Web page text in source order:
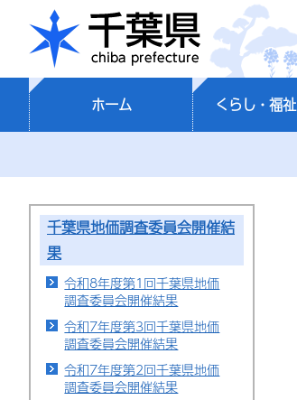
千葉県
ホーム くらし・福
千葉県地価調査委員会開催結
果
令和8年度第1回千葉県地価
調査委員会開催結果
令和7年度第3回千葉県地価
調査委員会開催結果
令和7年度第2回千葉県地価
調査委員会開催結果